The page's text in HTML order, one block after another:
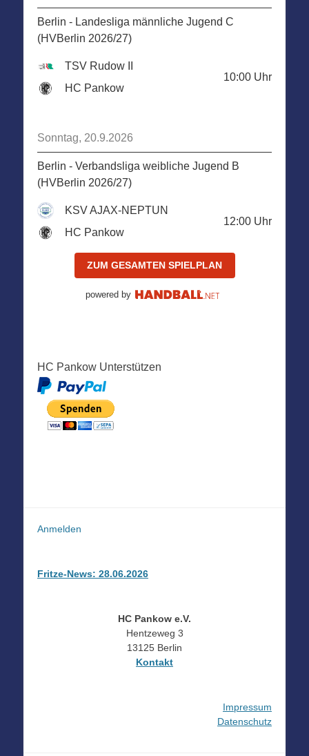
Berlin - Landesliga männliche Jugend C
(HVBerlin 2026/27)
TSV Rudow II
HC Pankow
10:00 Uhr
Sonntag, 20.9.2026
Berlin - Verbandsliga weibliche Jugend B
(HVBerlin 2026/27)
KSV AJAX-NEPTUN
HC Pankow
12:00 Uhr
ZUM GESAMTEN SPIELPLAN
powered by
HC Pankow Unterstützen
Anmelden
Fritze-News: 28.06.2026
HC Pankow e.V.
Hentzeweg 3
13125 Berlin
Kontakt
Impressum
Datenschutz